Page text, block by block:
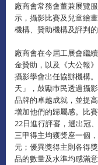
廠商會常務會董兼展覽
示，攝影比賽及兒童繪
機構、贊助機構及評判
廠商會在今屆工展會繼
金贊助，以及《大公報
攝影學會出任協辦機構
天」，鼓勵巿民透過攝
品牌的卓越成就，並提
增加他們的歸屬感。比
22日進行評審，選出冠
三甲得主均獲獎座一個
元；優異獎得主則各得
品的數量及水準均感滿